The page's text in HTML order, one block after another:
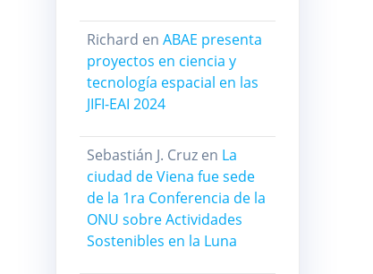
Richard en ABAE presenta
proyectos en ciencia y
tecnología espacial en las
JIFI-EAI 2024
Sebastián J. Cruzen La
ciudad de Viena fue sede
de la 1ra Conferencia de la
ONU sobre Actividades
Sostenibles en la Luna